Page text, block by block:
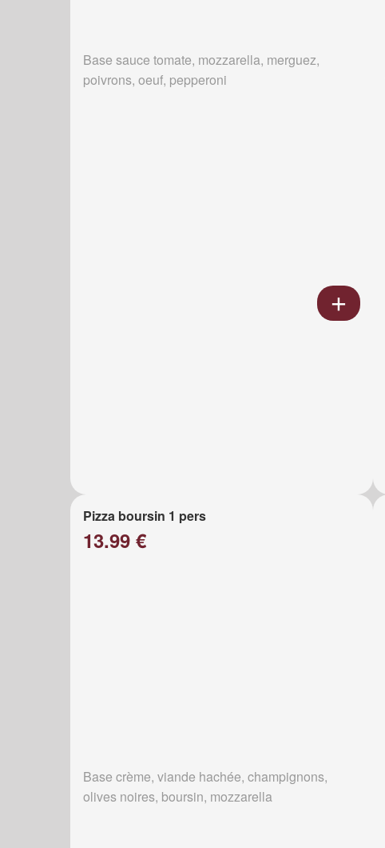
Base sauce tomate, mozzarella, merguez,
poivrons, oeuf, pepperoni
Pizza boursin 1 pers
13.99 €
Base crème, viande hachée, champignons,
olives noires, boursin, mozzarella